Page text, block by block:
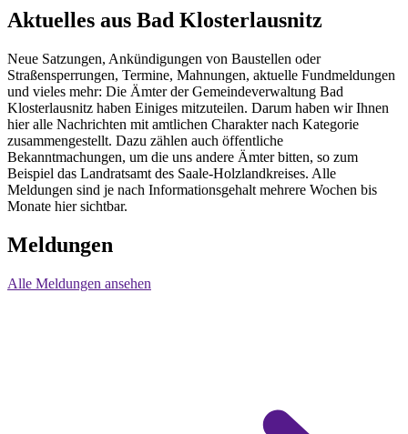
Aktuelles aus Bad Klosterlausnitz
Neue Satzungen, Ankündigungen von Baustellen oder
Straßensperrungen, Termine, Mahnungen, aktuelle Fundmeldungen
und vieles mehr: Die Ämter der Gemeindeverwaltung Bad
Klosterlausnitz haben Einiges mitzuteilen. Darum haben wir Ihnen
hier alle Nachrichten mit amtlichen Charakter nach Kategorie
zusammengestellt. Dazu zählen auch öffentliche
Bekanntmachungen, um die uns andere Ämter bitten, so zum
Beispiel das Landratsamt des Saale-Holzlandkreises. Alle
Meldungen sind je nach Informationsgehalt mehrere Wochen bis
Monate hier sichtbar.
Meldungen
Alle Meldungen ansehen